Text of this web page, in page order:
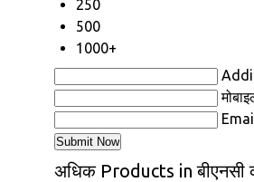
250
500
1000+
अधिक Products in बीएनसी